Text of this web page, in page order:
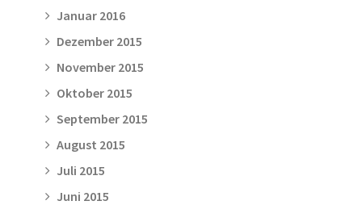
Januar 2016
Dezember 2015
November 2015
Oktober 2015
September 2015
August 2015
Juli 2015
Juni 2015